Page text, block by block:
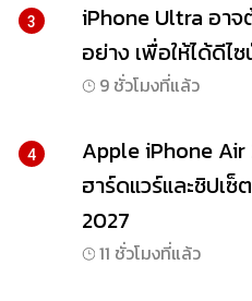
3
iPhone Ultra อา
อย่าง เพื่อให้ได้ดีไ
9 ชั่วโมงที่แล้ว
4
Apple iPhone Air
ฮาร์ดแวร์และชิปเ
2027
11 ชั่วโมงที่แล้ว